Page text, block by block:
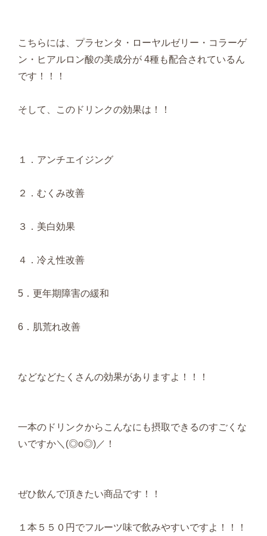
こちらには、プラセンタ・ローヤルゼリー・コラーゲ
ン・ヒアルロン酸の美成分が 4種も配合されているん
です！！！
そして、このドリンクの効果は！！
１．アンチエイジング
２．むくみ改善
３．美白効果
４．冷え性改善
5．更年期障害の緩和
6．肌荒れ改善
などなどたくさんの効果がありますよ！！！
一本のドリンクからこんなにも摂取できるのすごくな
いですか＼(◎o◎)／！
ぜひ飲んで頂きたい商品です！！
１本５５０円でフルーツ味で飲みやすいですよ！！！